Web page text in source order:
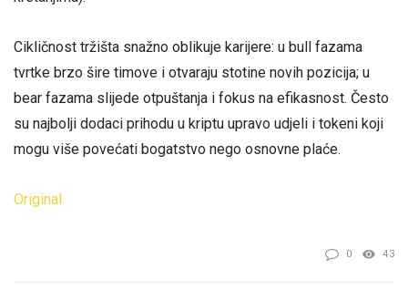
Cikličnost tržišta snažno oblikuje karijere: u bull fazama
tvrtke brzo šire timove i otvaraju stotine novih pozicija; u
bear fazama slijede otpuštanja i fokus na efikasnost. Često
su najbolji dodaci prihodu u kriptu upravo udjeli i tokeni koji
mogu više povećati bogatstvo nego osnovne plaće.
Original
0 43